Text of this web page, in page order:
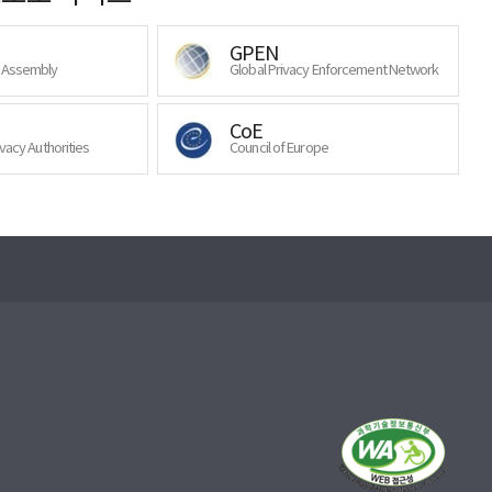
GPEN
Global Privacy Enforcement Network
Authorities
CoE
Council of Europe